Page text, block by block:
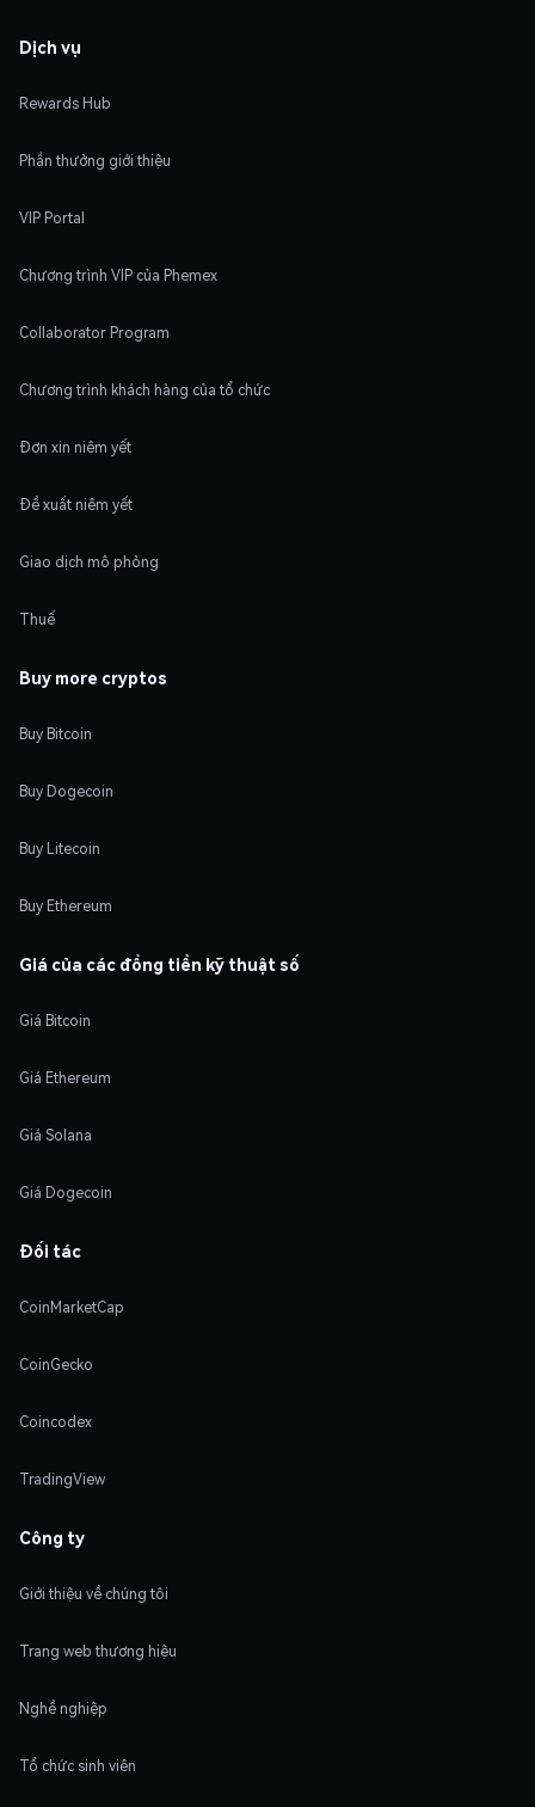
Dịch vụ
Rewards Hub
Phần thưởng giới thiệu
VIP Portal
Chương trình VIP của Phemex
Collaborator Program
Chương trình khách hàng của tổ chức
Đơn xin niêm yết
Đề xuất niêm yết
Giao dịch mô phỏng
Thuế
Buy more cryptos
Buy Bitcoin
Buy Dogecoin
Buy Litecoin
Buy Ethereum
Giá của các đồng tiền kỹ thuật số
Giá Bitcoin
Giá Ethereum
Giá Solana
Giá Dogecoin
Đối tác
CoinMarketCap
CoinGecko
Coincodex
TradingView
Công ty
Giới thiệu về chúng tôi
Trang web thương hiệu
Nghề nghiệp
Tổ chức sinh viên